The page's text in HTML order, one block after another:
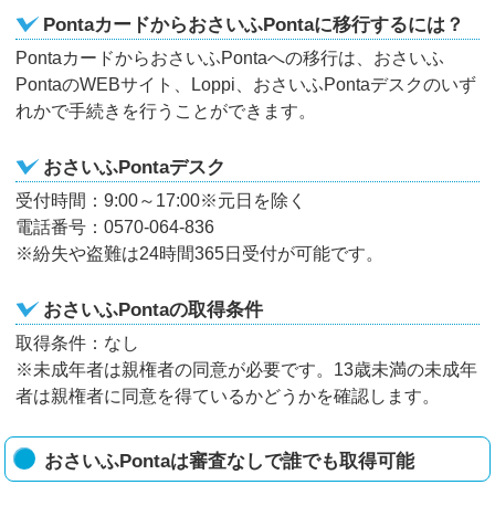
PontaカードからおさいふPontaに移行するには？
PontaカードからおさいふPontaへの移行は、おさいふ
PontaのWEBサイト、Loppi、おさいふPontaデスクのいず
れかで手続きを行うことができます。
おさいふPontaデスク
受付時間：9:00～17:00※元日を除く
電話番号：0570-064-836
※紛失や盗難は24時間365日受付が可能です。
おさいふPontaの取得条件
取得条件：なし
※未成年者は親権者の同意が必要です。13歳未満の未成年
者は親権者に同意を得ているかどうかを確認します。
おさいふPontaは審査なしで誰でも取得可能